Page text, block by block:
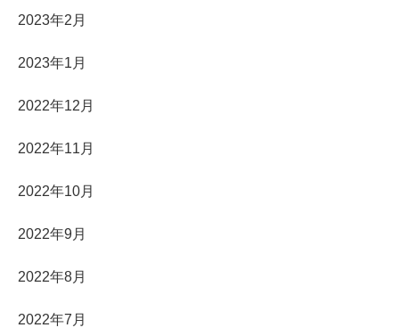
2023年2月
2023年1月
2022年12月
2022年11月
2022年10月
2022年9月
2022年8月
2022年7月